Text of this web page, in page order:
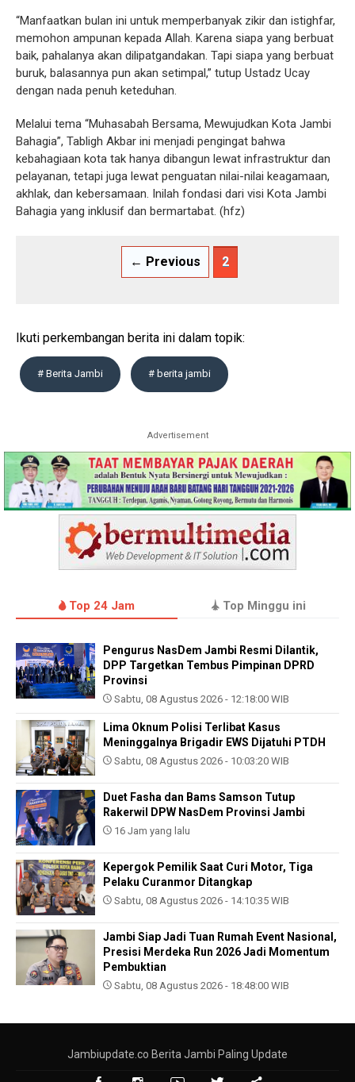
“Manfaatkan bulan ini untuk memperbanyak zikir dan istighfar,
memohon ampunan kepada Allah. Karena siapa yang berbuat
baik, pahalanya akan dilipatgandakan. Tapi siapa yang berbuat
buruk, balasannya pun akan setimpal,” tutup Ustadz Ucay
dengan nada penuh keteduhan.
Melalui tema “Muhasabah Bersama, Mewujudkan Kota Jambi
Bahagia”, Tabligh Akbar ini menjadi pengingat bahwa
kebahagiaan kota tak hanya dibangun lewat infrastruktur dan
pelayanan, tetapi juga lewat penguatan nilai-nilai keagamaan,
akhlak, dan kebersamaan. Inilah fondasi dari visi Kota Jambi
Bahagia yang inklusif dan bermartabat. (hfz)
← Previous 2
Ikuti perkembangan berita ini dalam topik:
# Berita Jambi # berita jambi
Advertisement
Top 24 Jam Top Minggu ini
Pengurus NasDem Jambi Resmi Dilantik,
DPP Targetkan Tembus Pimpinan DPRD
Provinsi
Sabtu, 08 Agustus 2026 - 12:18:00 WIB
Lima Oknum Polisi Terlibat Kasus
Meninggalnya Brigadir EWS Dijatuhi PTDH
Sabtu, 08 Agustus 2026 - 10:03:20 WIB
Duet Fasha dan Bams Samson Tutup
Rakerwil DPW NasDem Provinsi Jambi
16 Jam yang lalu
Kepergok Pemilik Saat Curi Motor, Tiga
Pelaku Curanmor Ditangkap
Sabtu, 08 Agustus 2026 - 14:10:35 WIB
Jambi Siap Jadi Tuan Rumah Event Nasional,
Presisi Merdeka Run 2026 Jadi Momentum
Pembuktian
Sabtu, 08 Agustus 2026 - 18:48:00 WIB
Jambiupdate.co Berita Jambi Paling Update